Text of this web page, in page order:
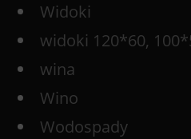
Widoki
widoki 120*60,
wina
Wino
Wodospady